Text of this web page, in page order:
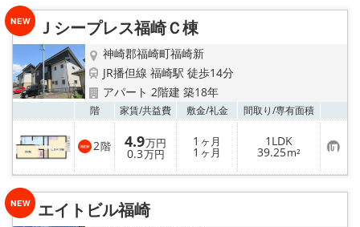
り
Ｊシープレス福崎Ｃ棟
神崎郡福崎町福崎新
JR播但線 福崎駅 徒歩14分
アパート 2階建 築18年
階 家賃/共益費 敷金/礼金 間取り/専有面積
2階 4.9万円
0.3万円
1 ヶ月
1 ヶ月
1LDK
39.25m² お
気
に
り
エイトビル福崎